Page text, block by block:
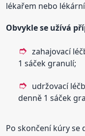
lékařem nebo
Obvykle se užívá
zahajovací
1 sáček granulí;
udržovací
denně 1 sáček
Po skončení kúry